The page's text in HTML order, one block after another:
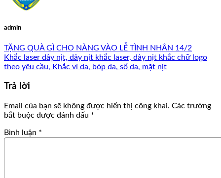
admin
TẶNG QUÀ GÌ CHO NÀNG VÀO LỄ TÌNH NHÂN 14/2
Khắc laser dây nịt, dây nịt khắc laser, dây nịt khắc chữ logo
theo yêu cầu, Khắc ví da, bóp da, sổ da, mặt nịt
Trả lời
Email của bạn sẽ không được hiển thị công khai. Các trường
bắt buộc được đánh dấu *
Bình luận *